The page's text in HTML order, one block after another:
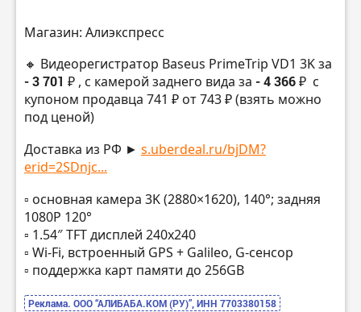
Магазин: Алиэкспресс
🔸 Видеорегистратор Baseus PrimeTrip VD1 3K за
- 3 701 ₽ , с камерой заднего вида за - 4 366 ₽ с
купоном продавца 741 ₽ от 743 ₽ (взять можно
под ценой)
Доставка из РФ ► s.uberdeal.ru/bjDM?
erid=2SDnjc...
▫️ основная камера 3K (2880×1620), 140°; задняя
1080P 120°
▫️ 1.54″ TFT дисплей 240х240
▫️ Wi-Fi, встроенный GPS + Galileo, G-сенсор
▫️ поддержка карт памяти до 256GB
Реклама. ООО “АЛИБАБА.КОМ (РУ)”, ИНН 7703380158